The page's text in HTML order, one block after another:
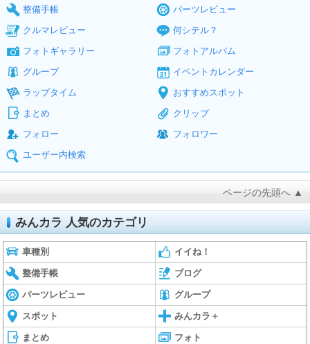
整備手帳
パーツレビュー
クルマレビュー
何シテル？
フォトギャラリー
フォトアルバム
グループ
イベントカレンダー
ラップタイム
おすすめスポット
まとめ
クリップ
フォロー
フォロワー
ユーザー内検索
ページの先頭へ ▲
みんカラ 人気のカテゴリ
車種別 イイね！
整備手帳 ブログ
パーツレビュー グループ
スポット みんカラ＋
まとめ フォト